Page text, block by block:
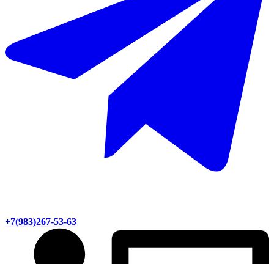
+7(983)267-53-63